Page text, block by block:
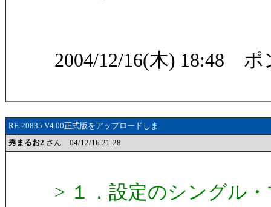
2004/12/16(木) 18:48 ポ
RE:20835 V4.00正式版をアップロードしま
秀まるお2 さん 04/12/16 21:28
> １．設定のシングル